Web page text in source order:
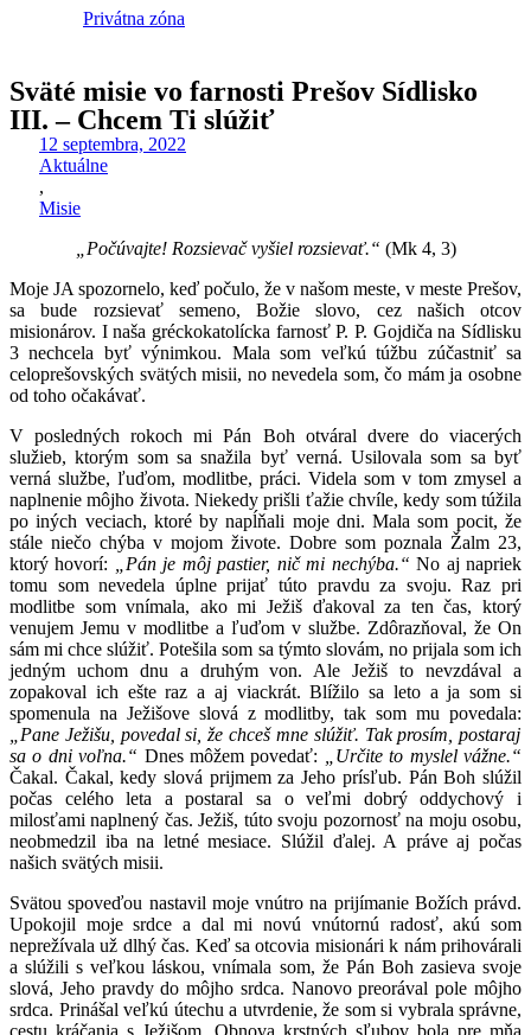
Privátna zóna
Sväté misie vo farnosti Prešov Sídlisko
III. – Chcem Ti slúžiť
12 septembra, 2022
Aktuálne
,
Misie
„Počúvajte! Rozsievač vyšiel rozsievať.“ (Mk 4, 3)
Moje JA spozornelo, keď počulo, že v našom meste, v meste Prešov,
sa bude rozsievať semeno, Božie slovo, cez našich otcov
misionárov. I naša gréckokatolícka farnosť P. P. Gojdiča na Sídlisku
3 nechcela byť výnimkou. Mala som veľkú túžbu zúčastniť sa
celoprešovských svätých misii, no nevedela som, čo mám ja osobne
od toho očakávať.
V posledných rokoch mi Pán Boh otváral dvere do viacerých
služieb, ktorým som sa snažila byť verná. Usilovala som sa byť
verná službe, ľuďom, modlitbe, práci. Videla som v tom zmysel a
naplnenie môjho života. Niekedy prišli ťažie chvíle, kedy som túžila
po iných veciach, ktoré by napĺňali moje dni. Mala som pocit, že
stále niečo chýba v mojom živote. Dobre som poznala Žalm 23,
ktorý hovorí:
„Pán je môj pastier, nič mi nechýba.“ No aj napriek
tomu som nevedela úplne prijať túto pravdu za svoju. Raz pri
modlitbe som vnímala, ako mi Ježiš ďakoval za ten čas, ktorý
venujem Jemu v modlitbe a ľuďom v službe. Zdôrazňoval, že On
sám mi chce slúžiť. Potešila som sa týmto slovám, no prijala som ich
jedným uchom dnu a druhým von. Ale Ježiš to nevzdával a
zopakoval ich ešte raz a aj viackrát. Blížilo sa leto a ja som si
spomenula na Ježišove slová z modlitby, tak som mu povedala:
„Pane Ježišu, povedal si, že chceš mne slúžiť. Tak prosím, postaraj
sa o dni voľna.“ Dnes môžem povedať:
„Určite to myslel vážne.“
Čakal. Čakal, kedy slová prijmem za Jeho prísľub. Pán Boh slúžil
počas celého leta a postaral sa o veľmi dobrý oddychový i
milosťami naplnený čas. Ježiš, túto svoju pozornosť na moju osobu,
neobmedzil iba na letné mesiace. Slúžil ďalej. A práve aj počas
našich svätých misii.
Svätou spoveďou nastavil moje vnútro na prijímanie Božích právd.
Upokojil moje srdce a dal mi novú vnútornú radosť, akú som
neprežívala už dlhý čas. Keď sa otcovia misionári k nám prihovárali
a slúžili s veľkou láskou, vnímala som, že Pán Boh zasieva svoje
slová, Jeho pravdy do môjho srdca. Nanovo preorával pole môjho
srdca. Prinášal veľkú útechu a utvrdenie, že som si vybrala správne,
cestu kráčania s Ježišom. Obnova krstných sľubov bola pre mňa